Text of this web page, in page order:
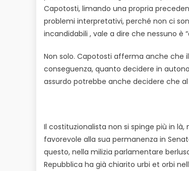
Capotosti, limando una propria
problemi interpretativi, perché non ci
incandidabili , vale a dire che nessuno è
Non solo. Capotosti afferma anche che
conseguenza, quanto decidere in
assurdo potrebbe anche decidere che
Il costituzionalista non si spinge più in là,
favorevole alla sua permanenza in
questo, nella milizia parlamentare
Repubblica ha già chiarito urbi et orbi